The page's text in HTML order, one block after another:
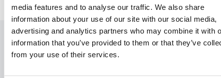
media features and to analyse our traffic. We also share
information about your use of our site with our social media,
advertising and analytics partners who may combine it with
information that you’ve provided to them or that they’ve
from your use of their services.
Colores
Una amplia paleta de colores le permitirá personalizar y
realzar tu proyecto y otorgarle singularidad. Con la opción